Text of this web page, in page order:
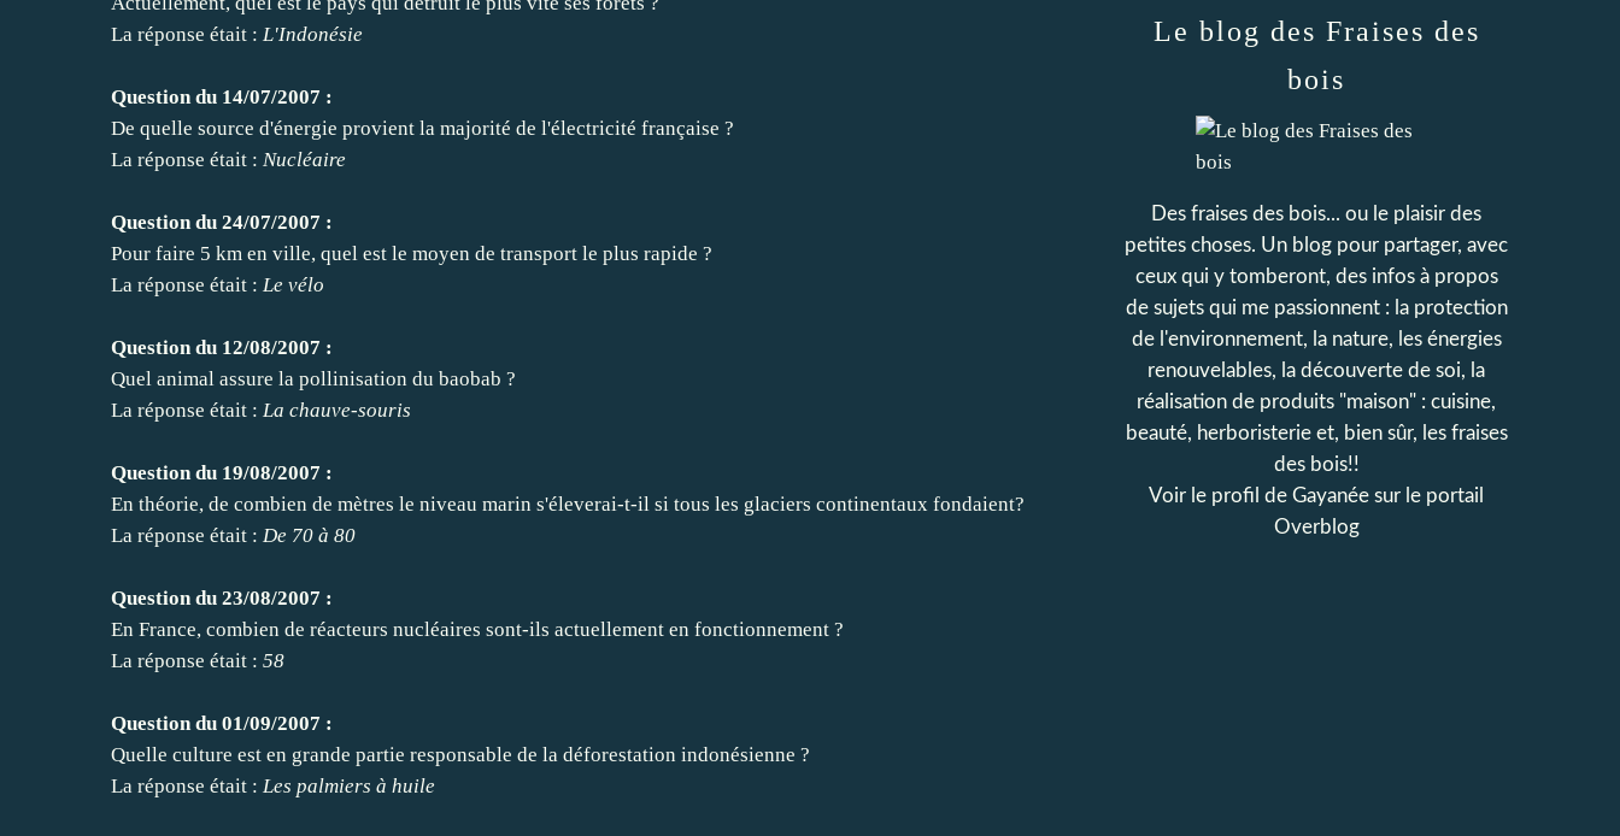
La réponse était : L'Indonésie
Question du 14/07/2007 :
De quelle source d'énergie provient la majorité de l'électricité française ?
La réponse était : Nucléaire
Question du 24/07/2007 :
Pour faire 5 km en ville, quel est le moyen de transport le plus rapide ?
La réponse était : Le vélo
Question du 12/08/2007 :
Quel animal assure la pollinisation du baobab ?
La réponse était : La chauve-souris
Question du 19/08/2007 :
En théorie, de combien de mètres le niveau marin s'éleverai-t-il si tous les glaciers continentaux fondaient?
La réponse était : De 70 à 80
Question du 23/08/2007 :
En France, combien de réacteurs nucléaires sont-ils actuellement en fonctionnement ?
La réponse était : 58
Question du 01/09/2007 :
Quelle culture est en grande partie responsable de la déforestation indonésienne ?
La réponse était : Les palmiers à huile
Le blog des Fraises des
bois
Des fraises des bois... ou le plaisir des
petites choses. Un blog pour partager, avec
ceux qui y tomberont, des infos à propos
de sujets qui me passionnent : la protection
de l'environnement, la nature, les énergies
renouvelables, la découverte de soi, la
réalisation de produits "maison" : cuisine,
beauté, herboristerie et, bien sûr, les fraises
des bois!!
Voir le profil de Gayanée sur le portail
Overblog